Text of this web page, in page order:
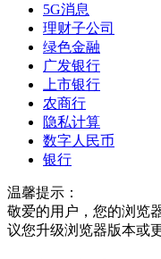
5G消息
理财子公司
绿色金融
广发银行
上市银行
农商行
隐私计算
数字人民币
银行
温馨提示：
敬爱的用户，您的浏览
议您升级浏览器版本或